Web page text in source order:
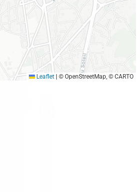
Leaflet © OpenStreetMap, © CARTO